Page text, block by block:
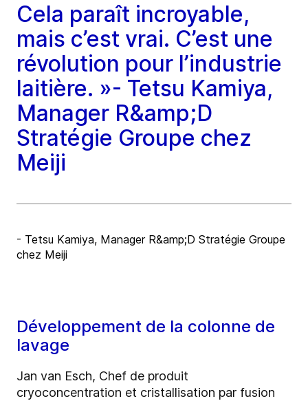
Cela paraît incroyable,
mais c’est vrai. C’est une
révolution pour l’industrie
laitière. »- Tetsu Kamiya,
Manager R&amp;D
Stratégie Groupe chez
Meiji
- Tetsu Kamiya, Manager R&amp;D Stratégie Groupe
chez Meiji
Développement de la colonne de
lavage
Jan van Esch, Chef de produit
cryoconcentration et cristallisation par fusion